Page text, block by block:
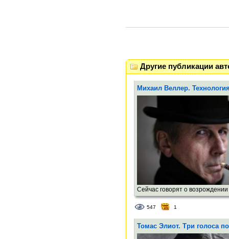
Другие публикации
Михаил Веллер.
Сейчас говорят о
рассказа, о повышении
после долгого перерыва.
советского рассказа
двадцатые (Бабель, Иванов,
547 1
Томас Элиот. Три голоса